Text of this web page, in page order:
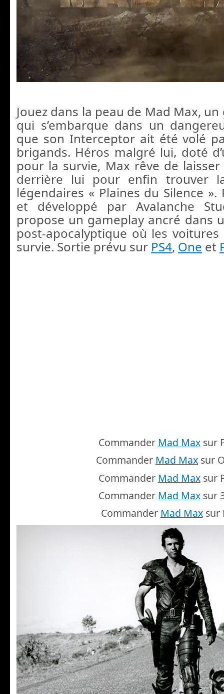
Jouez dans la peau de Mad Max,
qui s’embarque dans un
que son Interceptor ait été volé
brigands. Héros malgré lui, doté
pour la survie, Max rêve de
derrière lui pour enfin trouver
légendaires « Plaines du Silence
et développé par Avalanche
propose un gameplay ancré dans
post-apocalyptique où les
survie. Sortie prévu sur PS4, One et
Commander Mad Maxsur
Commander Mad Max sur
Commander Mad Maxsur
Commander Mad Max sur
Commander Mad Maxsur